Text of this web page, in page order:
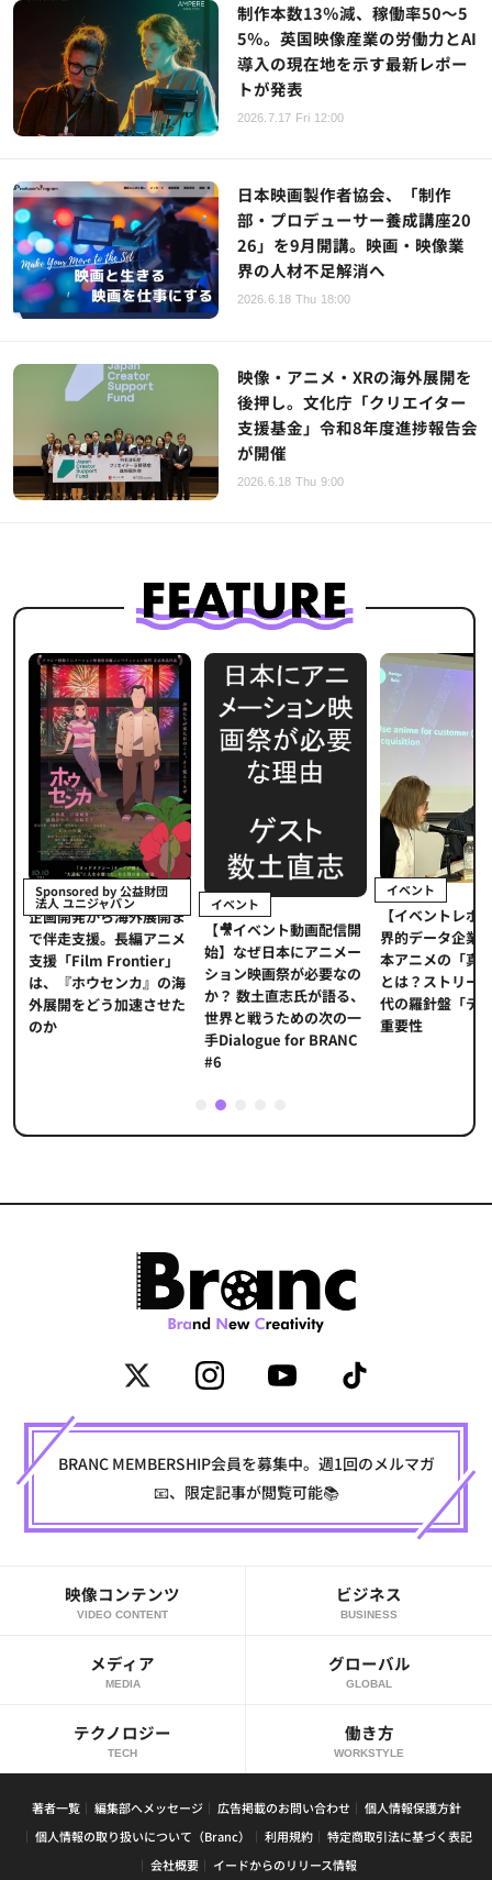
制作本数13％減、稼働率50～5
5％。英国映像産業の労働力とAI
導入の現在地を示す最新レポー
トが発表
2026.7.17 Fri 12:00
日本映画製作者協会、「制作
部・プロデューサー養成講座20
26」を9月開講。映画・映像業
界の人材不足解消へ
2026.6.18 Thu 18:00
映像・アニメ・XRの海外展開を
後押し。文化庁「クリエイター
支援基金」令和8年度進捗報告会
が開催
2026.6.18 Thu 9:00
Sponsored by 公益財団
法人 ユニジャパン
企画開発から海外展開ま
で伴走支援。長編アニメ
支援「Film Frontier」
は、『ホウセンカ』の海
外展開をどう加速させた
のか
イベント
【🎥イベント動画配信開
始】なぜ日本にアニメー
ション映画祭が必要なの
か？ 数土直志氏が語る、
世界と戦うための次の一
手Dialogue for BRANC
#6
イベント
【イベントレポ
界的データ企業
本アニメの「真
とは？ストリー
代の羅針盤「デ
重要性
2
BRANC MEMBERSHIP会員を募集中。週1回のメルマガ
📧、限定記事が閲覧可能📚
映像コンテンツ
VIDEO CONTENT
ビジネス
BUSINESS
メディア
MEDIA
グローバル
GLOBAL
テクノロジー
TECH
働き方
WORKSTYLE
著者一覧 編集部へメッセージ 広告掲載のお問い合わせ
個人情報保護方針
個人情報の取り扱いについて（Branc）
利用規約
特定商取引法に基づく表記
会社概要
イードからのリリース情報